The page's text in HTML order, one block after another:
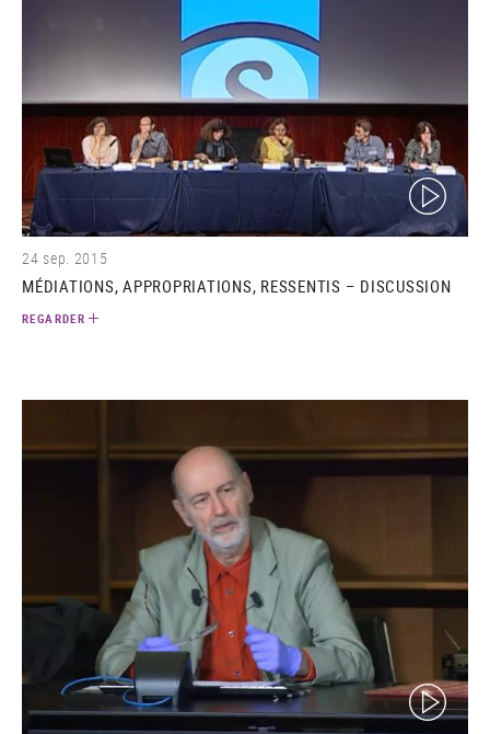
(video)
24 sep. 2015
MÉDIATIONS, APPROPRIATIONS, RESSENTIS – DISCUSSION
REGARDER
(video)